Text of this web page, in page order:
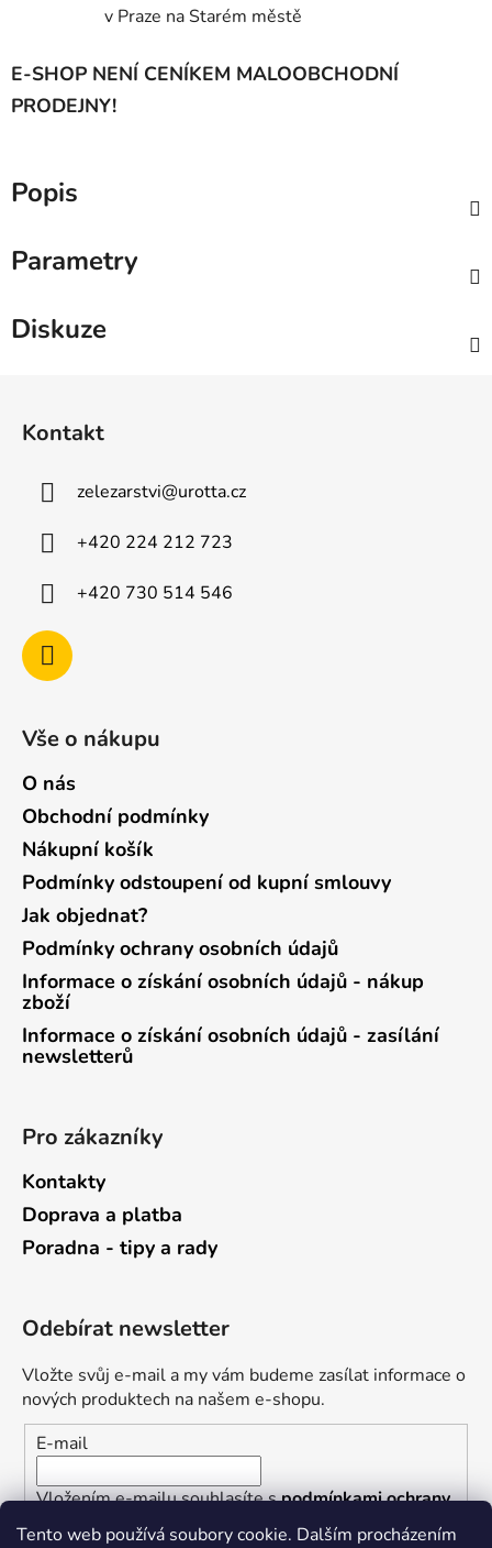
Tento web používá soubory cookie. Dalším procházením
v Praze na Starém městě
E-SHOP NENÍ CENÍKEM MALOOBCHODNÍ
PRODEJNY!
Popis
Parametry
Diskuze
Kontakt
zelezarstvi@urotta.cz
+420 224 212 723
+420 730 514 546
Vše o nákupu
O nás
Obchodní podmínky
Nákupní košík
Podmínky odstoupení od kupní smlouvy
Jak objednat?
Podmínky ochrany osobních údajů
Informace o získání osobních údajů - nákup
zboží
Informace o získání osobních údajů - zasílání
newsletterů
Pro zákazníky
Kontakty
Doprava a platba
Poradna - tipy a rady
Odebírat newsletter
Vložte svůj e-mail a my vám budeme zasílat informace o
nových produktech na našem e-shopu.
E-mail
Vložením e-mailu souhlasíte spodmínkami ochrany
osobních údajů